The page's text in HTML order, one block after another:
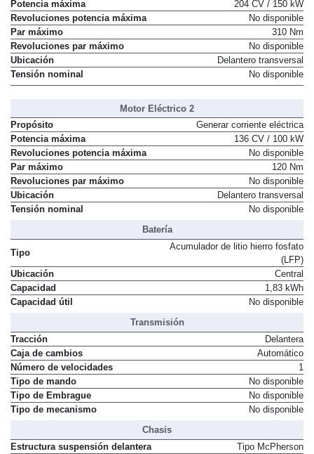
Potencia máxima
204 CV / 150 kW
Revoluciones potencia máxima
No disponible
Par máximo
310 Nm
Revoluciones par máximo
No disponible
Ubicación
Delantero transversal
Tensión nominal
No disponible
Motor Eléctrico 2
Propósito
Generar corriente eléctrica
Potencia máxima
136 CV / 100 kW
Revoluciones potencia máxima
No disponible
Par máximo
120 Nm
Revoluciones par máximo
No disponible
Ubicación
Delantero transversal
Tensión nominal
No disponible
Batería
Tipo
Acumulador de litio hierro fosfato
(LFP)
Ubicación
Central
Capacidad
1,83 kWh
Capacidad útil
No disponible
Transmisión
Tracción
Delantera
Caja de cambios
Automático
Número de velocidades
1
Tipo de mando
No disponible
Tipo de Embrague
No disponible
Tipo de mecanismo
No disponible
Chasis
Estructura suspensión delantera
Tipo McPherson